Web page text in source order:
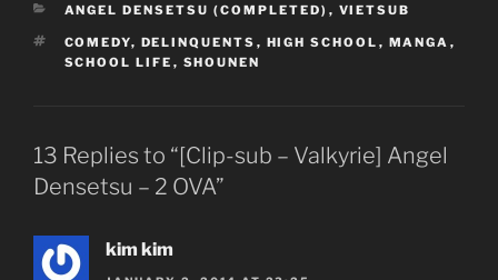
CATEGORIES
ANGEL DENSETSU (COMPLETED) , VIETSUB
TAGS
COMEDY, DELINQUENTS , HIGH SCHOOL , MANGA ,
SCHOOL LIFE , SHOUNEN
13 Replies to “[Clip-sub – Valkyrie] Angel
Densetsu – 2 OVA”
kim kim